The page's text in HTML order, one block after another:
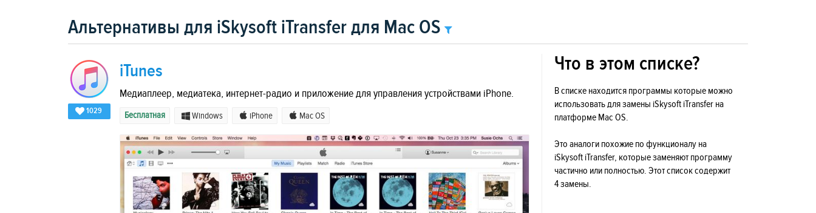
Альтернативы для iSkysoft iTransfer для Mac OS
1029
iTunes
Медиаплеер, медиатека, интернет-радио и приложение для управления устройствами iPhone.
Бесплатная Windows iPhone Mac OS
Что в этом списке?
В списке находится программы которые можно
использовать для замены iSkysoft iTransfer на
платформе Mac OS.
Это аналоги похожие по функционалу на
iSkysoft iTransfer, которые заменяют программу
частично или полностью. Этот список содержит
4 замены.